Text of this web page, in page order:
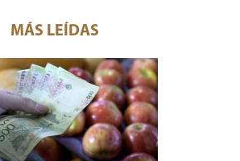
MÁS LEÍDAS